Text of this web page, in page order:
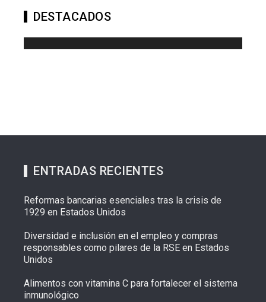
DESTACADOS
ENTRADAS RECIENTES
Reformas bancarias esenciales tras la crisis de
1929 en Estados Unidos
Diversidad e inclusión en el empleo y compras
responsables como pilares de la RSE en Estados
Unidos
Alimentos con vitamina C para fortalecer el sistema
inmunológico